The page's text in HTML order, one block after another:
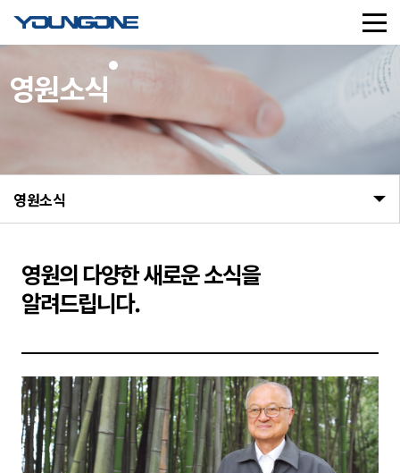
영원소식
영원소식
영원의다양한 새로운 소식을
알려드립니다.